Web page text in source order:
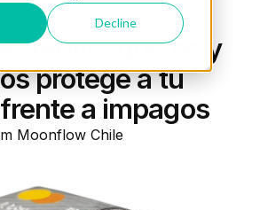
Decline
crédito: qué es y
protege a tu
a impagos
Moonflow Chile